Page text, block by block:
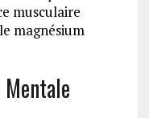
musculaire
magnésium